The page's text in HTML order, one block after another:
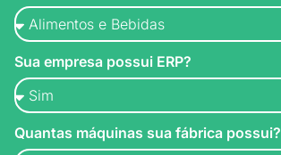
Sua empresa possui ERP?
Quantas máquinas sua fábrica possui?